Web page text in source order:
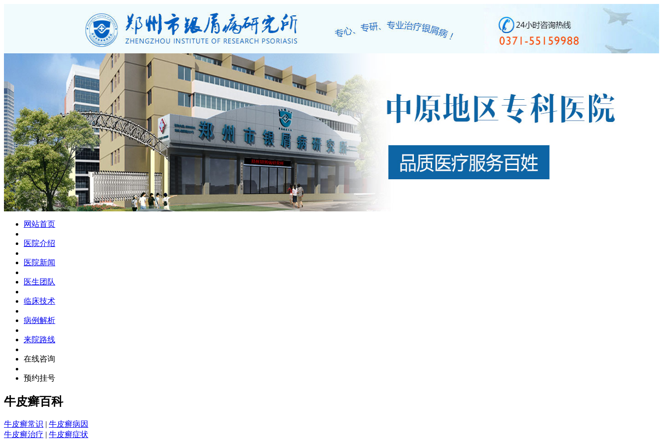
网站首页
医院介绍
医院新闻
医生团队
临床技术
病例解析
来院路线
在线咨询
预约挂号
牛皮癣百科
牛皮癣常识 | 牛皮癣病因
牛皮癣治疗 | 牛皮癣症状